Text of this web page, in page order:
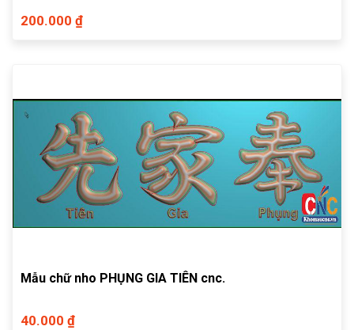
200.000 ₫
Mẫu chữ nho PHỤNG GIA TIÊN cnc.
40.000 ₫